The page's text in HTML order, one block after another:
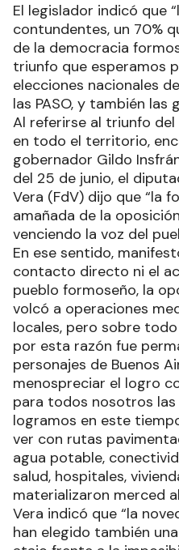
El legislador indicó que
contundentes, un 70%
de la democracia
triunfo que esperamos
elecciones nacionales
las PASO, y también las
Al referirse al triunfo
en todo el territorio,
gobernador Gildo
del 25 de junio, el
Vera (FdV) dijo que “la
amañada de la
venciendo la voz del
En ese sentido,
contacto directo ni el
pueblo formoseño, la
volcó a operaciones
locales, pero sobre
por esta razón fue
personajes de Buenos
menospreciar el logro
para todos nosotros las
logramos en este
ver con rutas
agua potable,
salud, hospitales,
materializaron merced
Vera indicó que “la
han elegido también